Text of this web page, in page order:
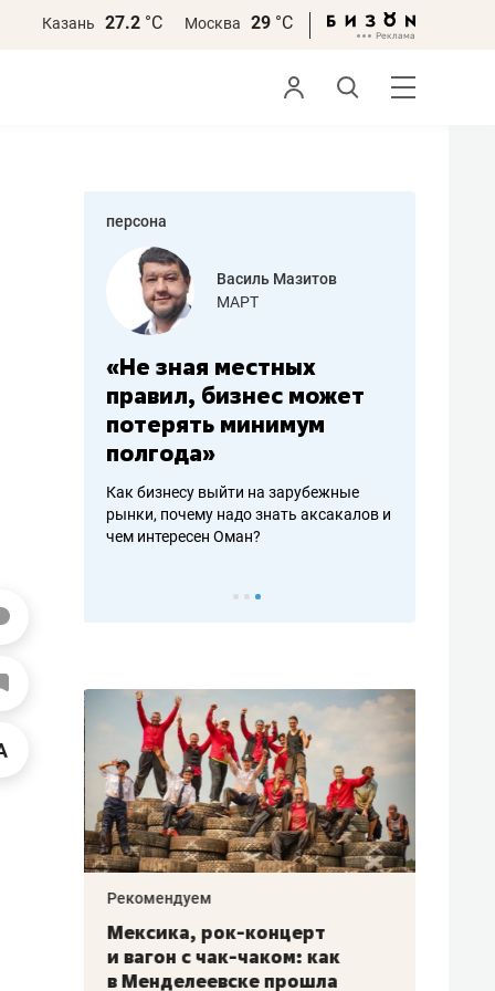
Казань 27.2 °С Москва 29 °С
персона
Василь Мазитов
МАРТ
«Не зная местных
правил, бизнес может
потерять минимум
полгода»
Как бизнесу выйти на зарубежные
рынки, почему надо знать аксакалов и
чем интересен Оман?
Рекомендуем
Мексика, рок-концерт
и вагон с чак-чаком: как
в Менделеевске прошла